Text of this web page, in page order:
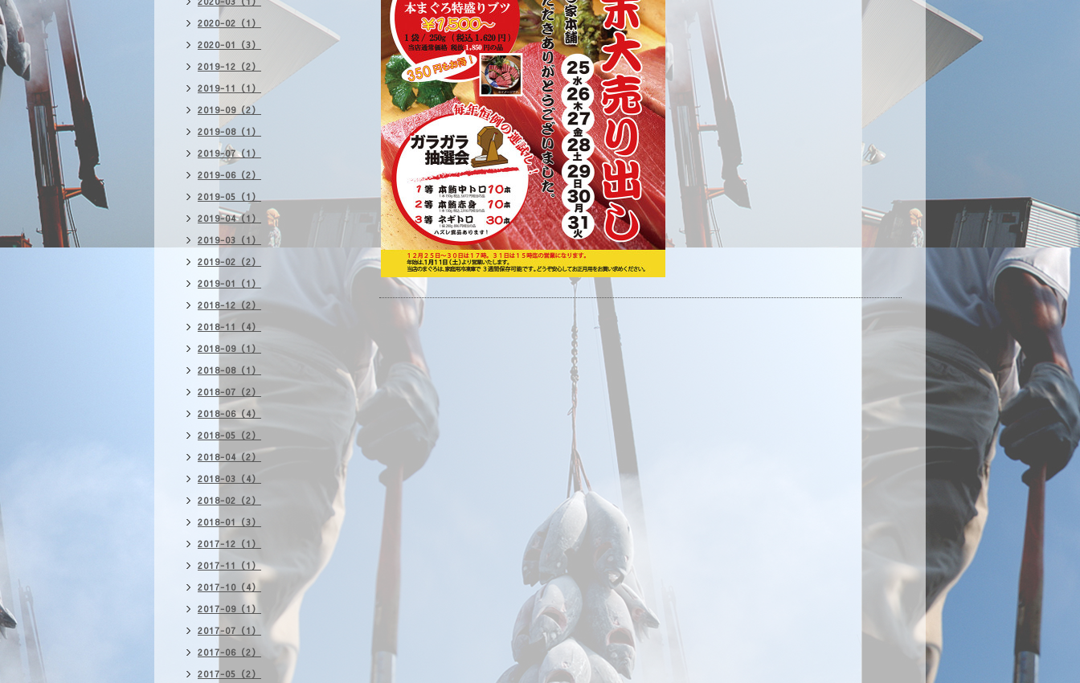
2020-02（1）
2020-01（3）
2019-12（2）
2019-11（1）
2019-09（2）
2019-08（1）
2019-07（1）
2019-06（2）
2019-05（1）
2019-04（1）
2019-03（1）
2019-02（2）
2019-01（1）
2018-12（2）
2018-11（4）
2018-09（1）
2018-08（1）
2018-07（2）
2018-06（4）
2018-05（2）
2018-04（2）
2018-03（4）
2018-02（2）
2018-01（3）
2017-12（1）
2017-11（1）
2017-10（4）
2017-09（1）
2017-07（1）
2017-06（2）
2017-05（2）